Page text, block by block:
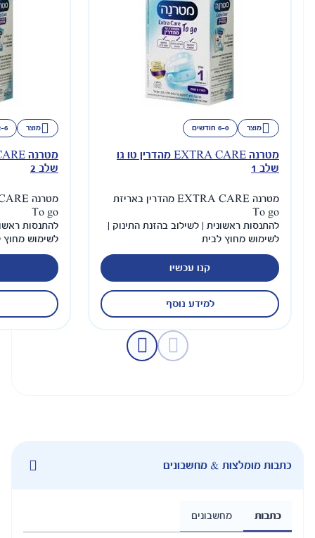
מטרנה EXTRA CARE מהדרין טו גו
מטרנה EXTRA CARE מהדרין באריזת
בהזנת התינוק |
מטרנה EXTRA CARE מהדרין טו גו
מטרנה EXTRA CARE מהדרין באריזת
להתנסות ראשונית | לשילוב בהזנת התינוק |
קנו עכשיו
למידע נוסף